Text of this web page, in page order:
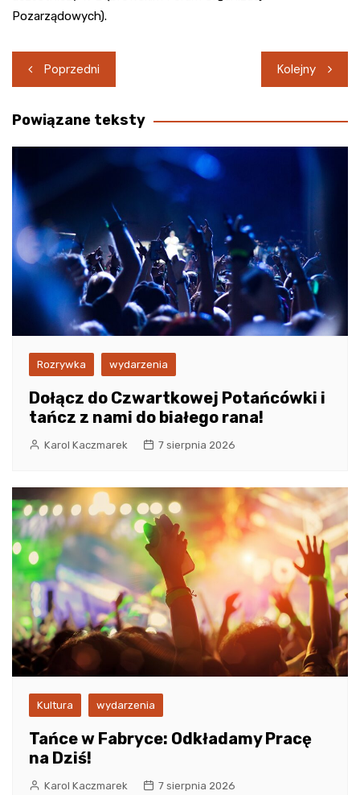
Pozarządowych).
Nawigacja
wpisu
Poprzedni Kolejny
Powiązane teksty
Rozrywka wydarzenia
Dołącz do Czwartkowej Potańcówki i
tańcz z nami do białego rana!
Karol Kaczmarek 7 sierpnia 2026
Kultura wydarzenia
Tańce w Fabryce: Odkładamy Pracę
na Dziś!
Karol Kaczmarek 7 sierpnia 2026